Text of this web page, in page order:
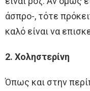
άσπρο-, τότε
καλό είναι να
2. Χοληστερίνη
Όπως και στην